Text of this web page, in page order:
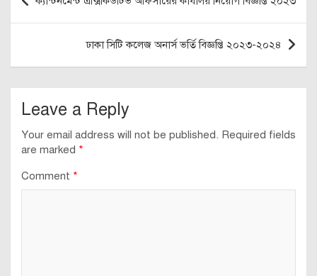
navigation
ঢাকা সিটি কলেজ অনার্স ভর্তি বিজ্ঞপ্তি ২০২৩-২০২৪
Leave a Reply
Your email address will not be published. Required fields
are marked *
Comment *